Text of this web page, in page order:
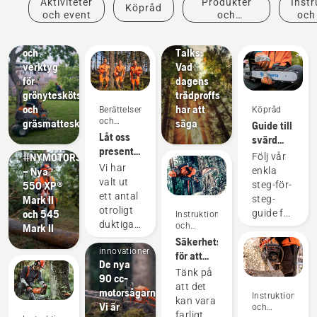
och event
Köpråd
och
Lösningar
Professionell
och
verktyg
för
grönyteskötsel
och
gräsmatteskötsel
Produkter
och
innovationer
#NYMOTORSÅGSGENERATION
– Nya
550 XP®
Mark II
och 545
Mark II
Berättelser
och
inspiration
Låt oss
presentera
Husqvarnas
H-Team
– våra
mest
krävande
Vi har
valt ut
ett antal
otroligt
duktiga
respekterade
ambassadörer
bland
världens
främsta
Produkter
innovationer
De nya
90 cc-
motorsågarna.
Vi är
inspiration
Husqvarna
Talks:
Vad
dagens
trädproffs
har att
säga
Instruktioner
och
guider
Säkerhetskrav
för att
använda
motorsåg
Tänk på
att det
kan vara
Köpråd
Guide till
svärd
och
kedjor
Följ vår
enkla
steg-för-
steg-
guide för
den
perfekta
lösningen
motorsåg
från
Instruktioner
och